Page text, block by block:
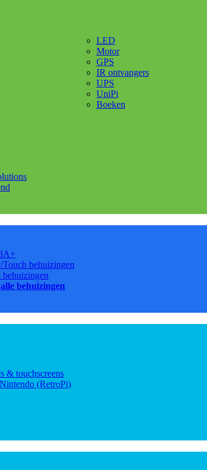
LED
Motor
GPS
IR ontvangers
UPS
UniPi
Boeken
behuizingen
behuizingen
behuizingen
& touchscreens
(RetroPi)